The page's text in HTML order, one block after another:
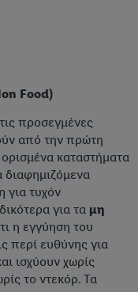
Food)
προσεγμένες
από την πρώτη
καταστήματα
διαφημιζόμενα
για τυχόν
για τα μη
η εγγύηση του
περί ευθύνης για
ισχύουν χωρίς
το ντεκόρ. Τα